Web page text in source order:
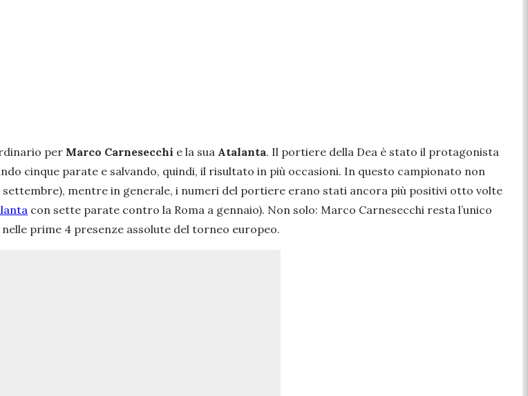
per Marco Carnesecchi e la sua Atalanta. Il portiere della Dea è stato il protagonista
cinque parate e salvando, quindi, il risultato in più occasioni. In questo campionato non
mentre in generale, i numeri del portiere erano stati ancora più positivi otto volte
con sette parate contro la Roma a gennaio). Non solo: Marco Carnesecchi resta l’unico
prime 4 presenze assolute del torneo europeo.